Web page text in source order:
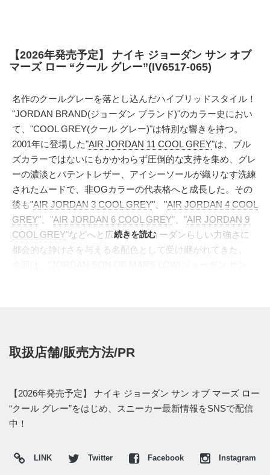
【2026年発売予定】 ナイキ ジョーダン サン オブ
マーズ ロー “クール グレー”(IV6517-065)
名作のクールグレーを落とし込んだハイブリッドスタイル！
"JORDAN BRAND(ジョーダン ブランド)"のカラー史におい
て、"COOL GREY(クール グレー)"は特別な響きを持つ。
2001年に登場した"AIR JORDAN 11 COOL GREY"は、ブル
ズカラーではないにもかかわらず圧倒的な支持を集め、グレ
ーの濃淡とパテントレザー、アイシーソールが織りなす洗練
されたムードで、非OGカラーの代表格へと成長した。その
後も"AIR JORDAN 3 COOL GREY"、"AIR JORDAN 4 COOL
GREY"、"AIR JORDAN 6 COOL GREY"、"AIR JORDAN 9
COOL GREY"などへと広がり、ジョーダンらしい力強さに
都会的な静けさを与える名配色として受け継がれてきた。
JORDAN(マイケル・ジョーダン)"とともにナイキのCMへ登
広げた存在だった。"JORDAN SPIZIKE(ジョーダン スパイジ
ーク) "と同じく、"SON OF MARS"もまた、スパイク・リー
とジョーダンブランドの関係性をスニーカーとして再構築し
今作は、"AIR JORDAN 3 AIR JORDAN 4 "、"AIR
続きを読む
取扱店舗/販売方法/PR
【2026年発売予定】 ナイキ ジョーダン サン オブ マーズ ロー
“クール グレー”をはじめ、スニーカー最新情報をSNSで配信
中！
LINK Twitter Facebook Instagram